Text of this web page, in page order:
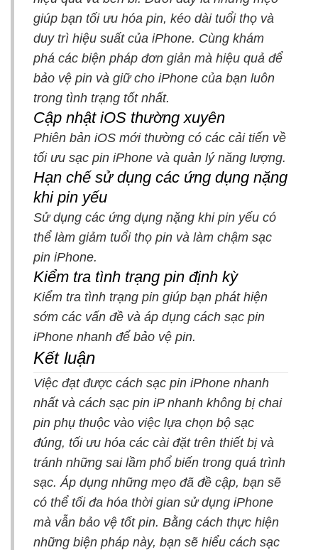
giúp bạn tối ưu hóa pin, kéo dài tuổi thọ và
duy trì hiệu suất của iPhone. Cùng khám
phá các biện pháp đơn giản mà hiệu quả để
bảo vệ pin và giữ cho iPhone của bạn luôn
trong tình trạng tốt nhất.
Cập nhật iOS thường xuyên
Phiên bản iOS mới thường có các cải tiến về
tối ưu sạc pin iPhone và quản lý năng lượng.
Hạn chế sử dụng các ứng dụng nặng
khi pin yếu
Sử dụng các ứng dụng nặng khi pin yếu có
thể làm giảm tuổi thọ pin và làm chậm sạc
pin iPhone.
Kiểm tra tình trạng pin định kỳ
Kiểm tra tình trạng pin giúp bạn phát hiện
sớm các vấn đề và áp dụng cách sạc pin
iPhone nhanh để bảo vệ pin.
Kết luận
Việc đạt được cách sạc pin iPhone nhanh
nhất và cách sạc pin iP nhanh không bị chai
pin phụ thuộc vào việc lựa chọn bộ sạc
đúng, tối ưu hóa các cài đặt trên thiết bị và
tránh những sai lầm phổ biến trong quá trình
sạc. Áp dụng những mẹo đã đề cập, bạn sẽ
có thể tối đa hóa thời gian sử dụng iPhone
mà vẫn bảo vệ tốt pin. Bằng cách thực hiện
những biện pháp này, bạn sẽ hiểu cách sạc